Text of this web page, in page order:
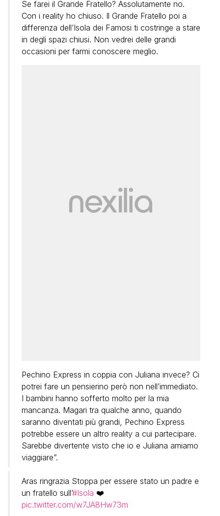
Se farei il Grande Fratello? Assolutamente no.
Con i reality ho chiuso. Il Grande Fratello poi a
differenza dell’Isola dei Famosi ti costringe a stare
in degli spazi chiusi. Non vedrei delle grandi
occasioni per farmi conoscere meglio.
Pechino Express in coppia con Juliana invece? Ci
potrei fare un pensierino però non nell’immediato.
I bambini hanno sofferto molto per la mia
mancanza. Magari tra qualche anno, quando
saranno diventati più grandi, Pechino Express
potrebbe essere un altro reality a cui partecipare.
Sarebbe divertente visto che io e Juliana amiamo
viaggiare”.
Aras ringrazia Stoppa per essere stato un padre e
un fratello sull’#Isola ❤️
pic.twitter.com/w7JA8Hw73m